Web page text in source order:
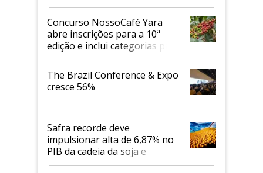
Concurso NossoCafé Yara
abre inscrições para a 10ª
edição e inclui categorias para
cafés Canephora
The Brazil Conference & Expo
cresce 56%
Safra recorde deve
impulsionar alta de 6,87% no
PIB da cadeia da soja e
biodiesel em 2026